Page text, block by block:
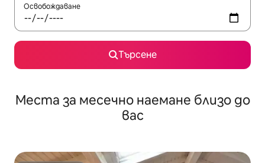
Освобождаване
Търсене
Места за месечно наемане близо до
вас